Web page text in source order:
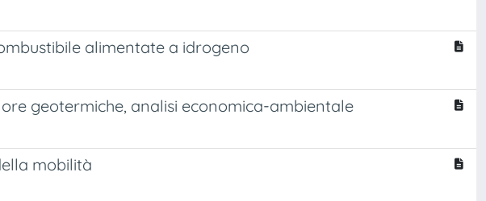
alimentate a idrogeno
geotermiche, analisi economica-ambientale
mobilità